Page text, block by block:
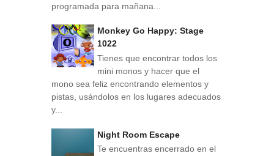
programada para mañana...
Monkey Go Happy: Stage
1022
Tienes que encontrar todos los
mini monos y hacer que el
mono sea feliz encontrando elementos y
pistas, usándolos en los lugares adecuados
y...
Night Room Escape
Te encuentras encerrado en el